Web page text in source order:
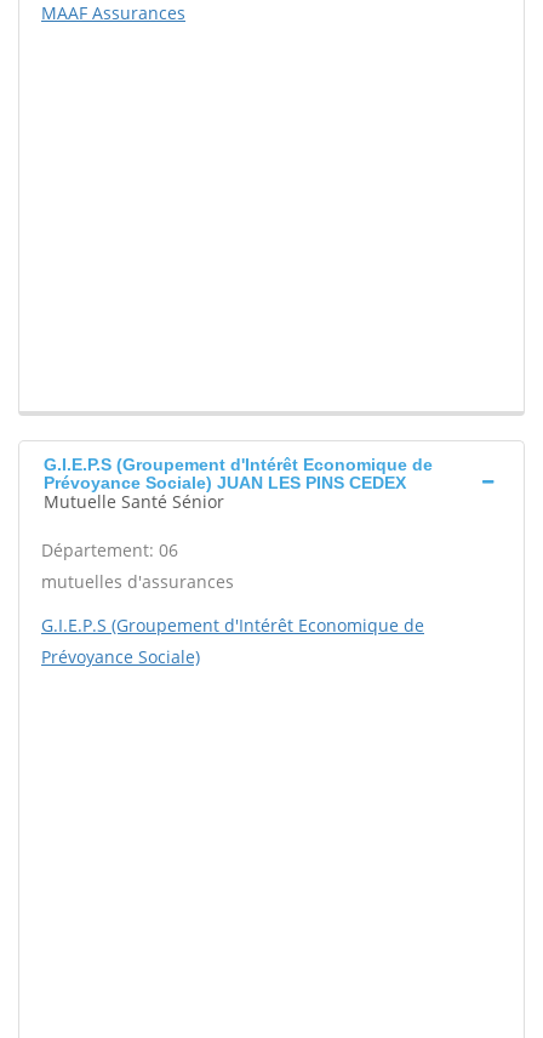
MAAF Assurances
G.I.E.P.S (Groupement d'Intérêt Economique de
Prévoyance Sociale) JUAN LES PINS CEDEX
Mutuelle Santé Sénior
Département: 06
mutuelles d'assurances
G.I.E.P.S (Groupement d'Intérêt Economique de
Prévoyance Sociale)